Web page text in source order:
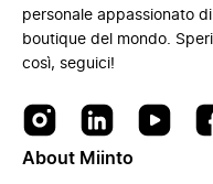
personale appassionato
boutique del mondo.
così, seguici!
About Miinto